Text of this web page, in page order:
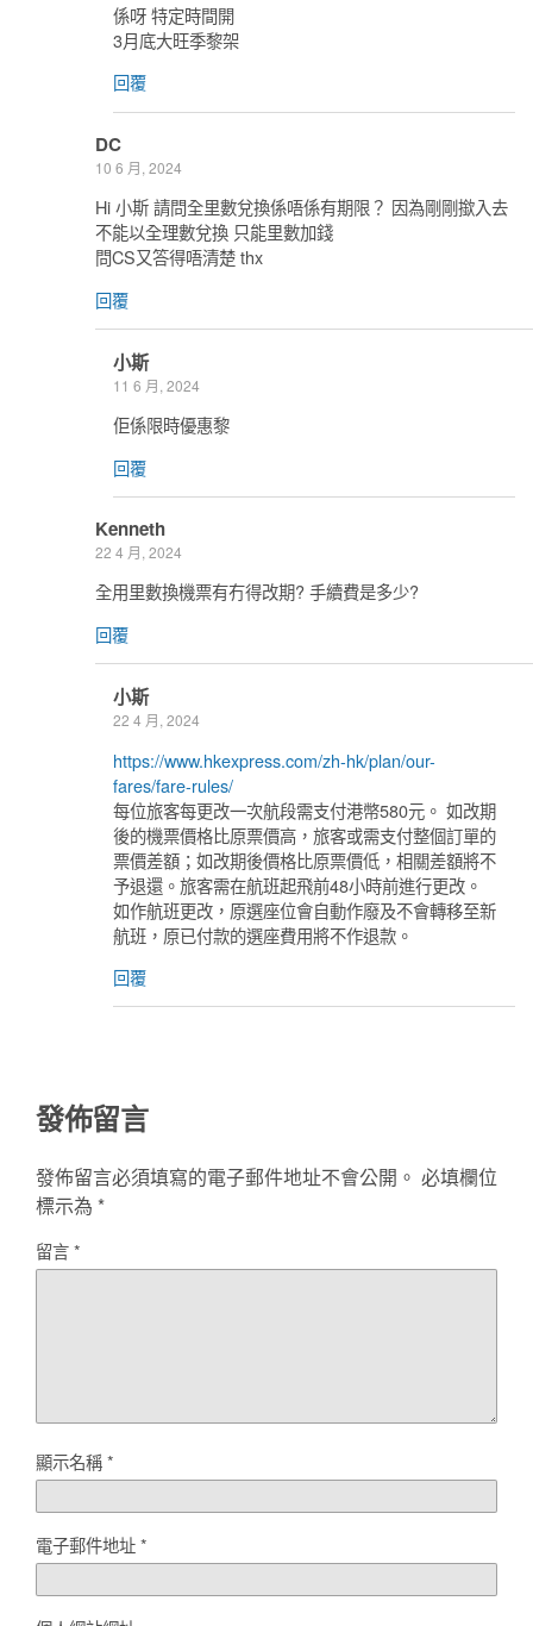
係呀 特定時間開
3月底大旺季黎架
回覆
DC
10 6 月, 2024
Hi 小斯 請問全里數兌換係唔係有期限？ 因為剛剛撳入去
不能以全理數兌換 只能里數加錢
問CS又答得唔清楚 thx
回覆
小斯
11 6 月, 2024
佢係限時優惠黎
回覆
Kenneth
22 4 月, 2024
全用里數換機票有冇得改期? 手續費是多少?
回覆
小斯
22 4 月, 2024
https://www.hkexpress.com/zh-hk/plan/our-
fares/fare-rules/
每位旅客每更改一次航段需支付港幣580元。 如改期
後的機票價格比原票價高，旅客或需支付整個訂單的
票價差額；如改期後價格比原票價低，相關差額將不
予退還。旅客需在航班起飛前48小時前進行更改。
如作航班更改，原選座位會自動作廢及不會轉移至新
航班，原已付款的選座費用將不作退款。
回覆
發佈留言
發佈留言必須填寫的電子郵件地址不會公開。 必填欄位
標示為 *
留言*
顯示名稱*
電子郵件地址*